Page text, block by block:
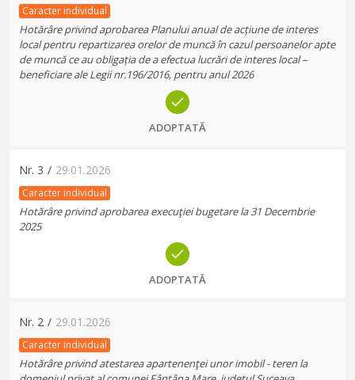
Caracter individual
Hotărâre privind aprobarea Planului anual de acțiune de interes
local pentru repartizarea orelor de muncă în cazul persoanelor apte
de muncă ce au obligația de a efectua lucrări de interes local –
beneficiare ale Legii nr.196/2016, pentru anul 2026
ADOPTATĂ
Nr. 3 / 29.01.2026
Caracter individual
Hotărâre privind aprobarea execuţiei bugetare la 31 Decembrie
2025
ADOPTATĂ
Nr. 2 / 29.01.2026
Caracter individual
Hotărâre privind atestarea apartenenţei unor imobil - teren la